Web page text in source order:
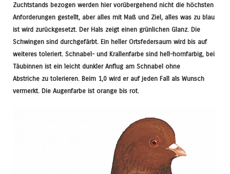
Zuchtstands bezogen werden hier vorübergehend nicht die höchsten
Anforderungen gestellt, aber alles mit Maß und Ziel, alles was zu blau
ist wird zurückgesetzt. Der Hals zeigt einen grünlichen Glanz. Die
Schwingen sind durchgefärbt. Ein heller Ortsfedersaum wird bis auf
weiteres toleriert. Schnabel- und Krallenfarbe sind hell-hornfarbig, bei
Täubinnen ist ein leicht dunkler Anflug am Schnabel ohne
Abstriche zu tolerieren. Beim 1,0 wird er auf jeden Fall als Wunsch
vermerkt. Die Augenfarbe ist orange bis rot.